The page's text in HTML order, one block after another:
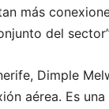
más
del
Dimple
aérea. Es